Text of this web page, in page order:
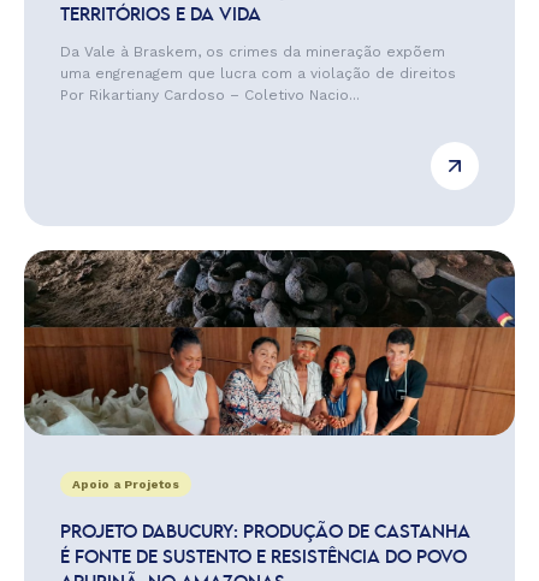
TERRITÓRIOS E DA VIDA
Da Vale à Braskem, os crimes da mineração expõem
uma engrenagem que lucra com a violação de direitos
Por Rikartiany Cardoso – Coletivo Nacio...
Apoio a Projetos
PROJETO DABUCURY: PRODUÇÃO DE CASTANHA
É FONTE DE SUSTENTO E RESISTÊNCIA DO POVO